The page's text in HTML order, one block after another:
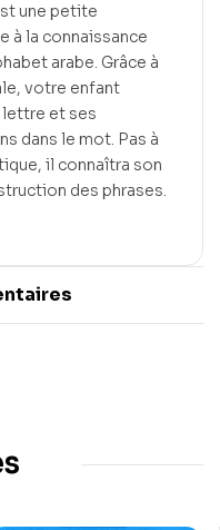
une petite
à la connaissance
arabe. Grâce à
votre enfant
lettre et ses
dans le mot. Pas à
il connaîtra son
des phrases.